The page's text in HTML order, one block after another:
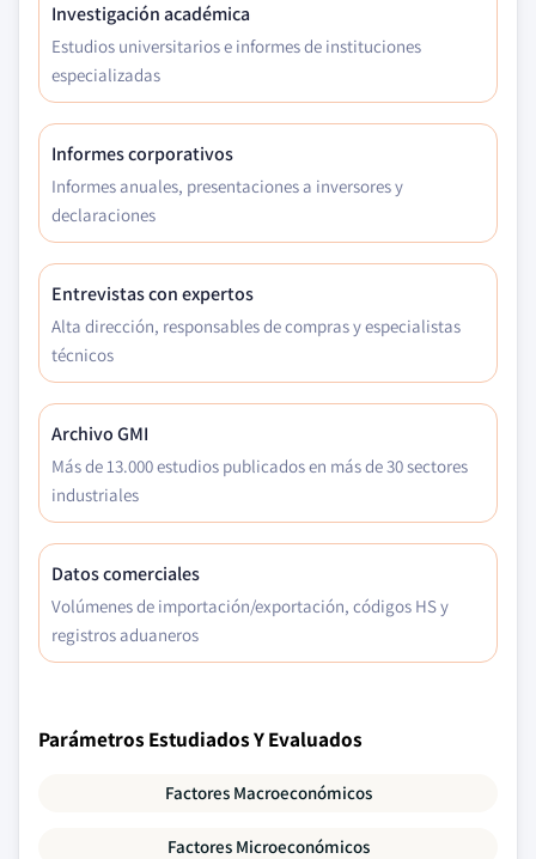
Investigación académica
Estudios universitarios e informes de instituciones
especializadas
Informes corporativos
Informes anuales, presentaciones a inversores y
declaraciones
Entrevistas con expertos
Alta dirección, responsables de compras y especialistas
técnicos
Archivo GMI
Más de 13.000 estudios publicados en más de 30 sectores
industriales
Datos comerciales
Volúmenes de importación/exportación, códigos HS y
registros aduaneros
Parámetros Estudiados Y Evaluados
Factores Macroeconómicos
Factores Microeconómicos